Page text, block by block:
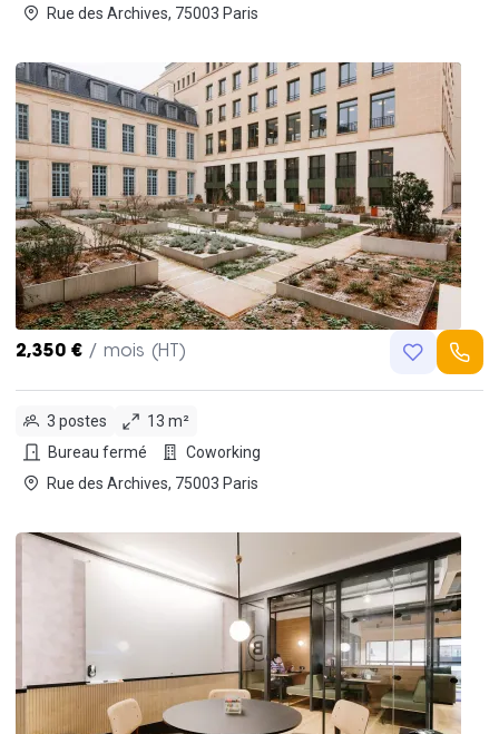
Rue des Archives, 75003 Paris
2,350 € / mois (HT)
3 postes
13 m²
Bureau fermé
Coworking
Rue des Archives, 75003 Paris